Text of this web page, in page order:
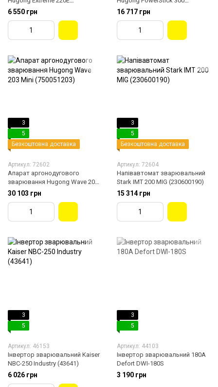
750010220
6 550 грн
750010301
16 717 грн
3
5
Безкоштовна доставка
Артикул: 72602
Апарат аргонодугового
зварювання Hugong Wave 203
Mini (750051203)
30 103 грн
3
5
Безкоштовна доставка
Артикул: 72604
Напівавтомат зварювальний
Stark IMT 200 MIG (230600190)
15 314 грн
3
5
Артикул: 46153
Інвертор зварювальний Kaiser
NBC-250 Industry (43641)
6 026 грн
3
5
Артикул: 44103
Інвертор зварювальний 180A
Defort DWI-180S
3 190 грн